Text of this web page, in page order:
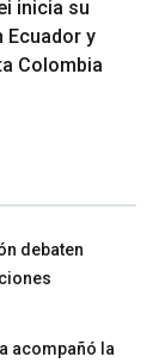
inicia su
Ecuador y
Colombia
debaten
acompañó la